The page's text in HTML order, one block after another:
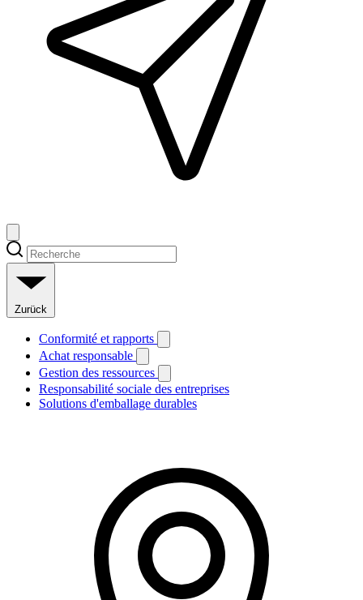
Zurück
Conformité et rapports
Achat responsable
Gestion des ressources
Responsabilité sociale des entreprises
Solutions d'emballage durables